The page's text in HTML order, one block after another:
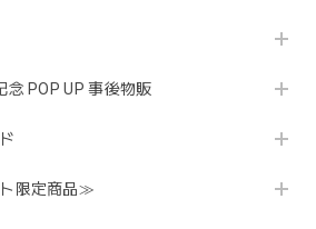
POP UP 事後物販
限定商品≫